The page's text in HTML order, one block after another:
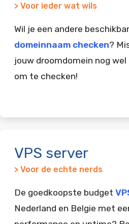
> Voor ieder wat wils
Wil je een andere
domeinnaam checken?
jouw droomdomein nog
om te checken!
VPS server
> Voor de echte nerds
De goedkoopste budget
Nederland en Belgie met